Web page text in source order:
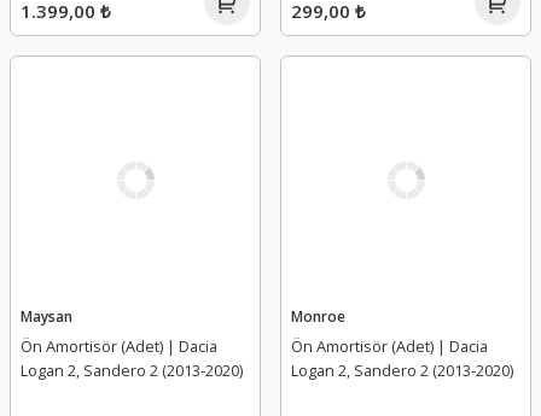
1.399,00 ₺ 299,00 ₺
Maysan
Ön Amortisör (Adet) | Dacia
Logan 2, Sandero 2 (2013-2020)
Monroe
Ön Amortisör (Adet) | Dacia
Logan 2, Sandero 2 (2013-2020)